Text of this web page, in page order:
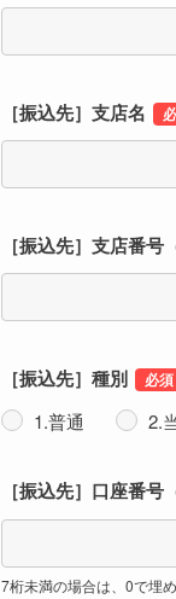
［振込先］支店名
［振込先］支店番号
［振込先］種別
1.普通 2.
［振込先］口座番号
7桁未満の場合は、0で埋め